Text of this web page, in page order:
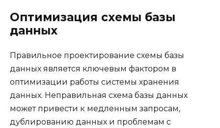
Оптимизация схемы базы
данных
Правильное проектирование схемы базы
данных является ключевым фактором в
оптимизации работы системы хранения
данных. Неправильная схема базы данных
может привести к медленным запросам,
дублированию данных и проблемам с